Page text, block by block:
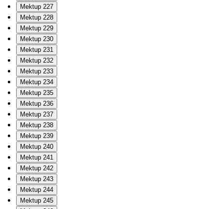
Mektup 227
Mektup 228
Mektup 229
Mektup 230
Mektup 231
Mektup 232
Mektup 233
Mektup 234
Mektup 235
Mektup 236
Mektup 237
Mektup 238
Mektup 239
Mektup 240
Mektup 241
Mektup 242
Mektup 243
Mektup 244
Mektup 245